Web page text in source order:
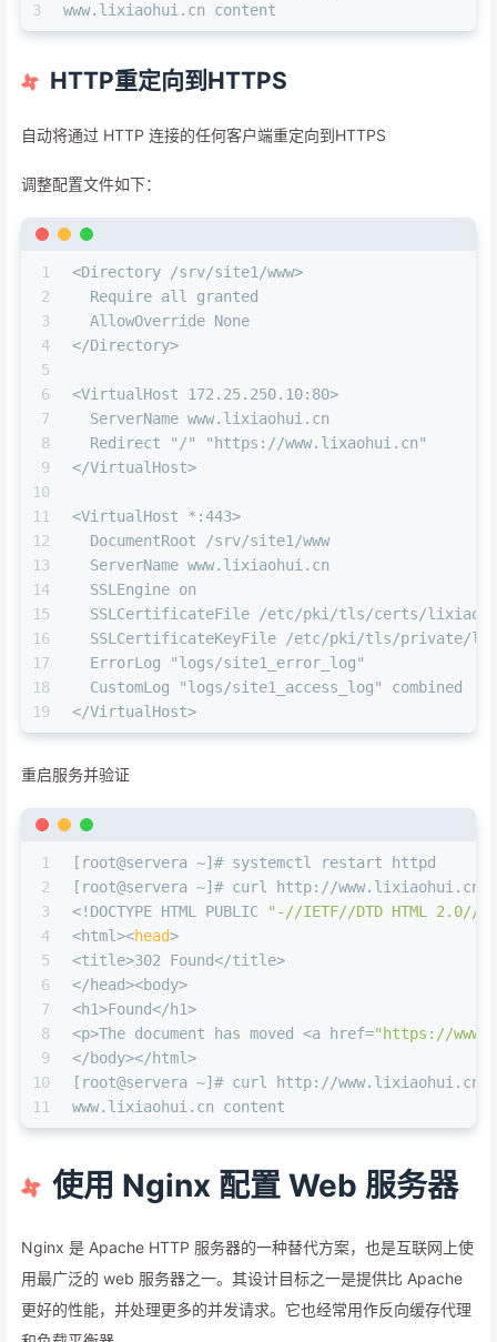
3
www.lixiaohui.cn content
HTTP重定向到HTTPS
自动将通过 HTTP 连接的任何客户端重定向到HTTPS
调整配置文件如下：
1
2
3
4
5
6
7
8
9
10
11
12
13
14
15
16
17
18
19
<Directory /srv/site1/www>
  Require all granted
  AllowOverride None
</Directory>
<VirtualHost 172.25.250.10:80>
  ServerName www.lixiaohui.cn
  Redirect "/" "https://www.lixaohui.cn"
</VirtualHost>
<VirtualHost *:443>
  DocumentRoot /srv/site1/www
  ServerName www.lixiaohui.cn
  SSLEngine on
SSLCertificateFile /etc/pki/tls/certs/
SSLCertificateKeyFile /etc/pki/tls/private/
  ErrorLog "logs/site1_error_log"
  CustomLog "logs/site1_access_log" combined
</VirtualHost>
重启服务并验证
1
2
3
4
5
6
7
8
9
10
11
[root@servera ~]# systemctl restart httpd
[root@servera ~]# curl http://www.lixiaohui.cn
<!DOCTYPE HTML PUBLIC
"-//IETF//DTD HTML 2.0//
<html><head>
<title>302 Found</title>
</head><body>
<h1>Found</h1>
<p>The document has moved <a href="https://
</body></html>
[root@servera ~]# curl http://www.lixiaohui.cn
www.lixiaohui.cn content
使用 Nginx 配置 Web 服务器
Nginx 是 Apache HTTP 服务器的一种替代方案，也是互联网上使
用最广泛的 web 服务器之一。其设计目标之一是提供比 Apache
更好的性能，并处理更多的并发请求。它也经常用作反向缓存代理